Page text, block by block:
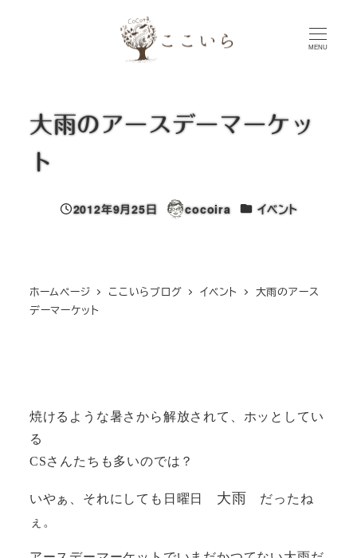
MENU
大雨のアースデーマーケッ
ト
投稿日
2012年9月25日
著
cocoira カテゴリー
イベント
ホームページ ここいらブログ イベント
大雨のアース
デーマーケット
焼けるような暑さから解放されて、ホッとしてい
る
CSさんたちも多いのでは？
いやぁ、それにしても日曜日 大雨 だったね
ぇ。